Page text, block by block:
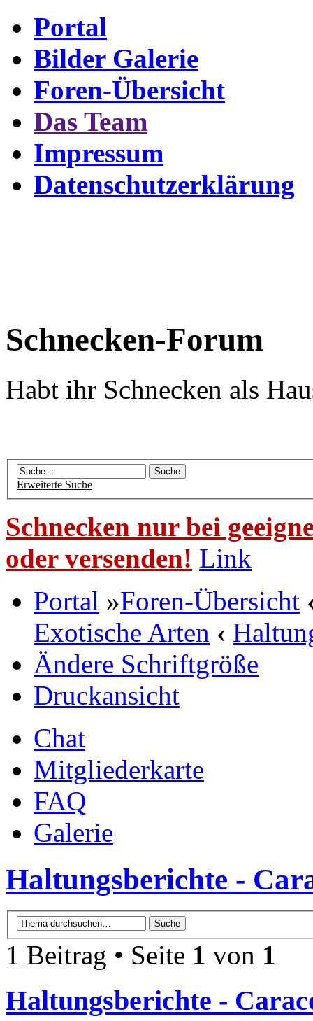
Portal
Bilder Galerie
Foren-Übersicht
Das Team
Impressum
Datenschutzerklärung
Schnecken-Forum
Habt ihr Schnecken als
Erweiterte Suche
Schnecken nur bei
oder versenden! Link
Portal »Foren-Übersicht
Exotische Arten ‹
Ändere Schriftgröße
Druckansicht
Chat
Mitgliederkarte
FAQ
Galerie
Haltungsberichte -
1 Beitrag • Seite 1 von 1
Haltungsberichte -